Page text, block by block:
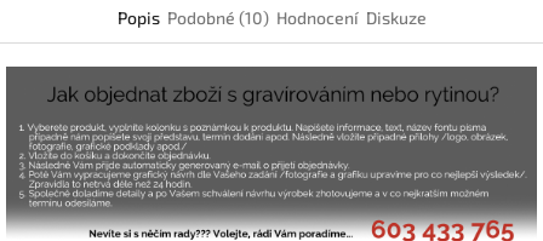
Popis Podobné (10) Hodnocení Diskuze